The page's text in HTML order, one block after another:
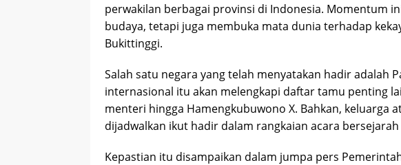
perwakilan berbagai provinsi di Indonesia. Momentum
budaya, tetapi juga membuka mata dunia terhadap
Bukittinggi.
Salah satu negara yang telah menyatakan hadir adalah
internasional itu akan melengkapi daftar tamu penting
menteri hingga Hamengkubuwono X. Bahkan, keluarga
dijadwalkan ikut hadir dalam rangkaian acara
Kepastian itu disampaikan dalam jumpa pers